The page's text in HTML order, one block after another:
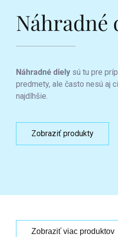
Náhradné
Náhradné diely sú tu pre
predmety, ale často nesú aj
najdlhšie.
Zobraziť produkty
Zobraziť viac produktov